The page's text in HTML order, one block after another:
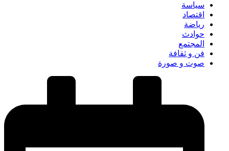
سياسة
اقتصاد
رياضة
حوادث
المجتمع
فن و ثقافة
صوت و صورة